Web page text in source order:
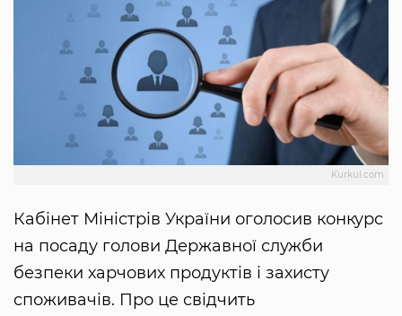
Kurkul.com
Кабінет Міністрів України оголосив конкурс
на посаду голови Державної служби
безпеки харчових продуктів і захисту
споживачів. Про це свідчить